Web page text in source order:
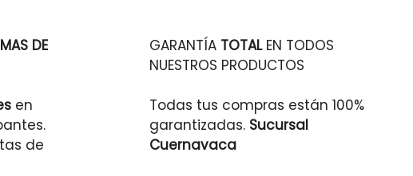
DE
en
de
GARANTÍA TOTALEN TODOS
NUESTROS PRODUCTOS
Todas tus compras están 100%
garantizadas. Sucursal
Cuernavaca